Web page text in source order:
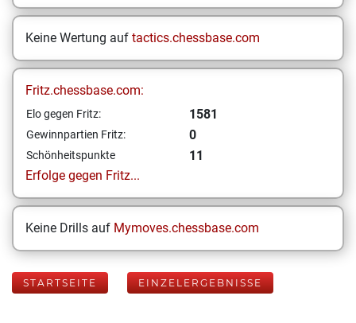
Keine Wertung auf tactics.chessbase.com
Fritz.chessbase.com:
Elo gegen Fritz: 1581
Gewinnpartien Fritz: 0
Schönheitspunkte
11
Erfolge gegen Fritz...
Keine Drills auf Mymoves.chessbase.com
STARTSEITE EINZELERGEBNISSE